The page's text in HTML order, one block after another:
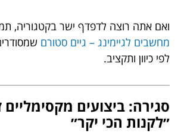
ואם אתה רוצה לדפדף ישר בקטגוריה,
מחשבים לגיימינג – גיים סטורם
לפי כיוון ותקציב.
סגירה: ביצועים
״לקנות הכי יקר״